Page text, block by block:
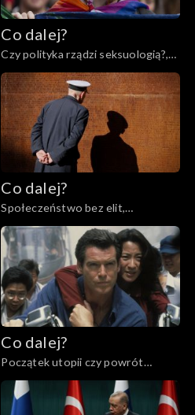
Co dalej?
Czy polityka rządzi seksuologią?,
25.04.2023
Co dalej?
Społeczeństwo bez elit,
13.04.2023
Co dalej?
Początek utopii czy powrót
cenzury?, 30.03.2023